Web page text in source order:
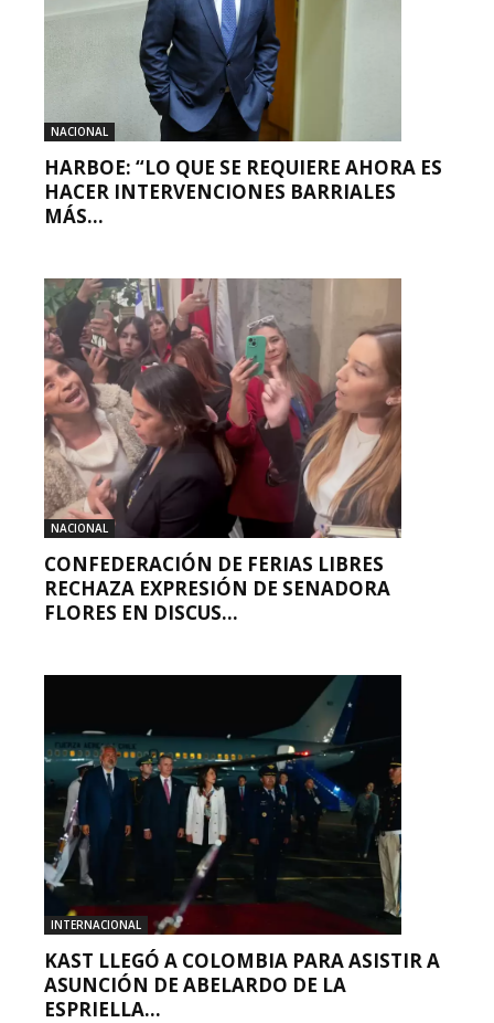
NACIONAL
HARBOE: “LO QUE SE REQUIERE AHORA ES
HACER INTERVENCIONES BARRIALES
MÁS...
NACIONAL
CONFEDERACIÓN DE FERIAS LIBRES
RECHAZA EXPRESIÓN DE SENADORA
FLORES EN DISCUS...
INTERNACIONAL
KAST LLEGÓ A COLOMBIA PARA ASISTIR A
ASUNCIÓN DE ABELARDO DE LA
ESPRIELLA...